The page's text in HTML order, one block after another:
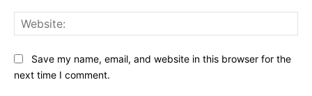
Save my name, email, and website in this browser for the
next time I comment.